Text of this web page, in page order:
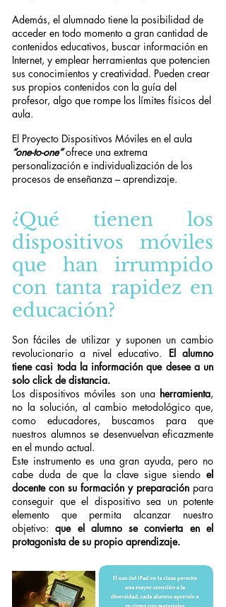
Además, el alumnado tiene la posibilidad de
acceder en todo momento a gran cantidad de
contenidos educativos, buscar información en
Internet, y emplear herramientas que potencien
sus conocimientos y creatividad. Pueden crear
sus propios contenidos con la guía del
profesor, algo que rompe los límites físicos del
aula.
El Proyecto Dispositivos Móviles en el aula
“one-to-one”ofrece una extrema
personalización e individualización de los
procesos de enseñanza – aprendizaje.
¿Qué tienen los
dispositivos móviles
que han irrumpido
con tanta rapidez en
educación?
Son fáciles de utilizar y suponen un cambio
revolucionario a nivel educativo. El alumno
tiene casi toda la información que desee a un
solo click de distancia.
Los dispositivos móviles son una herramienta,
no la solución, al cambio metodológico que,
como educadores, buscamos para que
nuestros alumnos se desenvuelvan eficazmente
en el mundo actual.
Este instrumento es una gran ayuda, pero no
cabe duda de que la clave sigue siendo el
docente con su formación y preparación para
conseguir que el dispositivo sea un potente
elemento que permita alcanzar nuestro
objetivo:que el alumno se convierta en el
protagonista de su propio aprendizaje.